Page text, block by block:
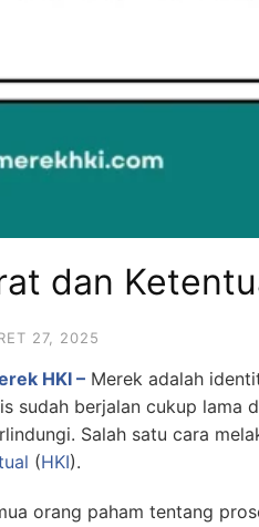
dan
27, 2025
HKI – Merek adalah
sudah berjalan cukup
Salah satu cara
(HKI).
orang paham tentang